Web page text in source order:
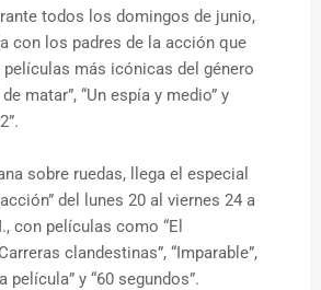
todos los domingos de junio,
con los padres de la acción que
más icónicas del género
matar”, “Un espía y medio” y
sobre ruedas, llega el especial
del lunes 20 al viernes 24 a
con películas como “El
clandestinas”, “Imparable”,
película” y “60 segundos”.